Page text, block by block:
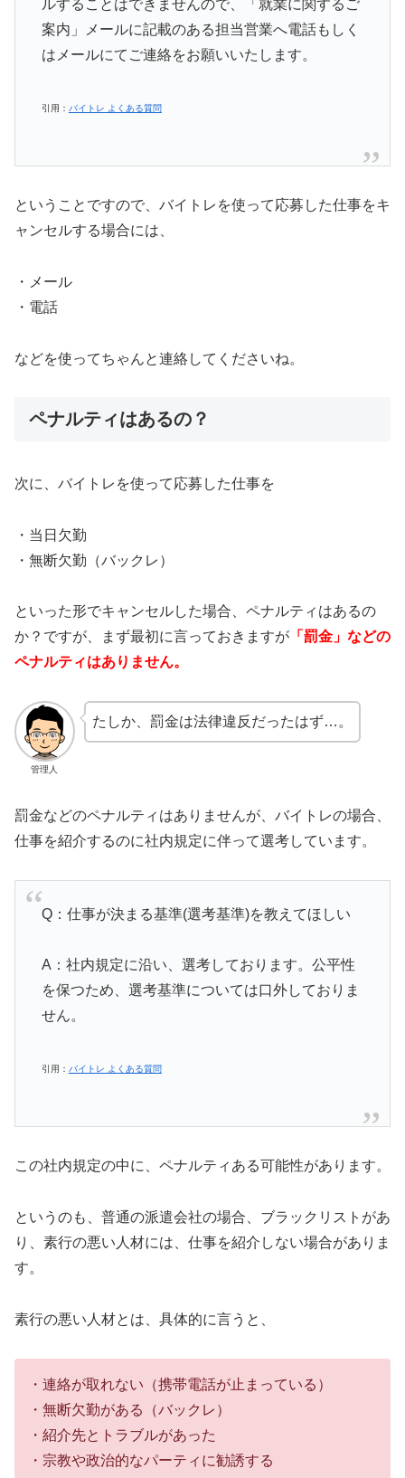
ルすることはできませんので、「就業に関するご
案内」メールに記載のある担当営業へ電話もしく
はメールにてご連絡をお願いいたします。
引用： バイトレ よくある質問
ということですので、バイトレを使って応募した仕事をキ
ャンセルする場合には、
・メール
・電話
などを使ってちゃんと連絡してくださいね。
ペナルティはあるの？
次に、バイトレを使って応募した仕事を
・当日欠勤
・無断欠勤（バックレ）
といった形でキャンセルした場合、ペナルティはあるの
か？ですが、まず最初に言っておきますが 「罰金」などの
ペナルティはありません。
管理人
たしか、罰金は法律違反だったはず…。
罰金などのペナルティはありませんが、バイトレの場合、
仕事を紹介するのに社内規定に伴って選考しています。
Q：仕事が決まる基準(選考基準)を教えてほしい
A：社内規定に沿い、選考しております。公平性
を保つため、選考基準については口外しておりま
せん。
引用： バイトレ よくある質問
この社内規定の中に、ペナルティある可能性があります。
というのも、普通の派遣会社の場合、ブラックリストがあ
り、素行の悪い人材には、仕事を紹介しない場合がありま
す。
素行の悪い人材とは、具体的に言うと、
・連絡が取れない（携帯電話が止まっている）
・無断欠勤がある（バックレ）
・紹介先とトラブルがあった
・宗教や政治的なパーティに勧誘する